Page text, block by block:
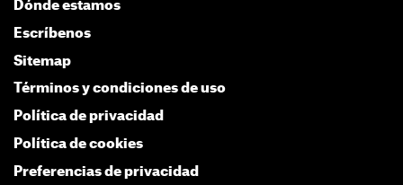
Dónde estamos
Escríbenos
Sitemap
Términos y condiciones de uso
Política de privacidad
Política de cookies
Preferencias de privacidad